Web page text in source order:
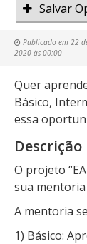
Salvar
Publicado em 22
2020 às 00:00
Quer
Básico,
essa
Descrição
O projeto
sua
A mentoria
1) Básico: